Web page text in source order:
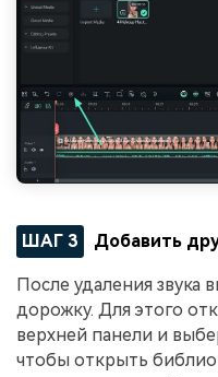
ШАГ 3 Добавить
После удаления звука
дорожку. Для этого
верхней панели и
чтобы открыть